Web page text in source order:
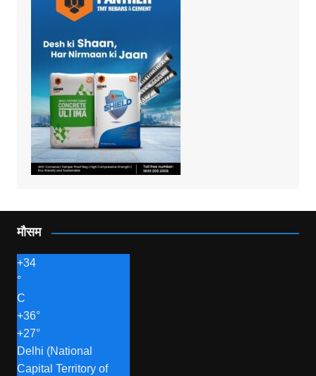
मौसम
+34
°
C
+36°
+27°
Delhi (National
Capital Territory of